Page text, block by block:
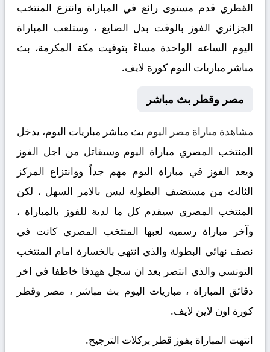
القطري قدم مستوى رائع في المباراة وانتزع المنتخب
الجزائري الفوز بالوقت بدل الضايع ، وستلعب المباراة
اليوم الساعه الواحدة مساءً بتوقيت مكة المكرمة، بث
مباشر مباريات اليوم كورة لايف.
مصر وقطر بث مباشر
مشاهدة مباراة مصر اليوم بث مباشر مباريات اليوم، يدخل
المنتخب المصري مباراة اليوم وسيقاتل من اجل الفوز
ويعد الفوز في مباراة اليوم مهم جداً ووانتزاع المركز
الثالث من مستضيف البطولة ليس بالامر السهل ، لكن
المنتخب المصري سيقدم كل ما لدية للفوز بالمباراة ،
وآخر مباراة رسميه لعبها المنتخب المصري كانت في
نصف نهائي البطولة والذي انتهى بالخسارة امام المنتخب
التونسي والذي انتصر بعد ان سجل ههدفا خاطفا في اخر
دقائق المباراة ، مباريات اليوم بث مباشر ، مصر وقطر
كورة اون لاين لايف.
انتهت المباراة بفوز قطر بركلات الترجيح.